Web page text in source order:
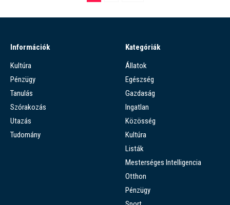
Információk
Kultúra
Pénzügy
Tanulás
Szórakozás
Utazás
Tudomány
Kategóriák
Állatok
Egészség
Gazdaság
Ingatlan
Közösség
Kultúra
Listák
Mesterséges Intelligencia
Otthon
Pénzügy